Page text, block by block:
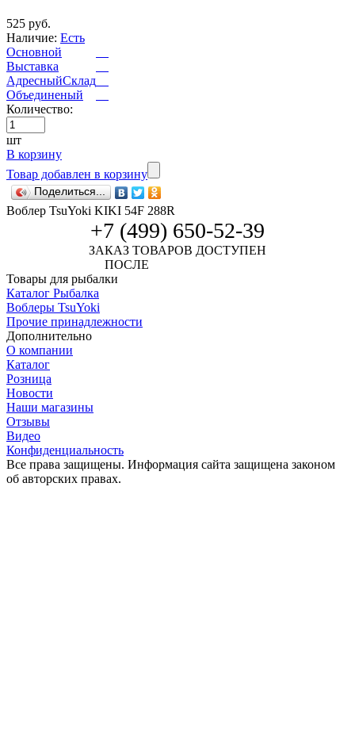
525 руб.
Наличие: Есть
Основной
Выставка
АдресныйСклад
Объединеный
Количество:
шт
В корзину
Товар добавлен в корзину
Поделиться...
Воблер TsuYoki KIKI 54F 288R
+7 (499) 650-52-39
ЗАКАЗ ТОВАРОВ ДОСТУПЕН
ПОСЛЕ
Товары для рыбалки
Каталог Рыбалка
Воблеры TsuYoki
Прочие принадлежности
Дополнительно
О компании
Каталог
Розница
Новости
Наши магазины
Отзывы
Видео
Конфиденциальность
Все права защищены. Информация сайта защищена законом
об авторских правах.